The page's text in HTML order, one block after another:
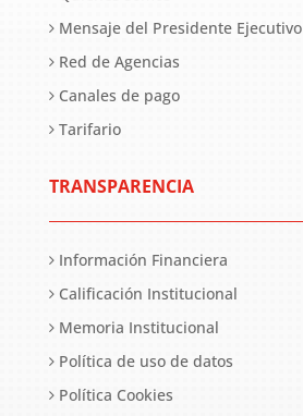
Mensaje del Presidente Ejecutivo
Red de Agencias
Canales de pago
Tarifario
TRANSPARENCIA
Información Financiera
Calificación Institucional
Memoria Institucional
Política de uso de datos
Política Cookies